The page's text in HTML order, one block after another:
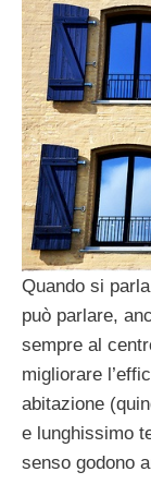
Quando si
può parlare,
sempre al
migliorare
abitazione
e lunghissimo
senso godono